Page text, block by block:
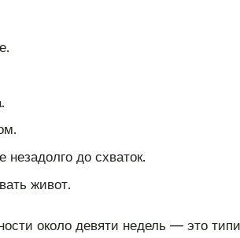
до схваток.
живот.
около девяти недель — это